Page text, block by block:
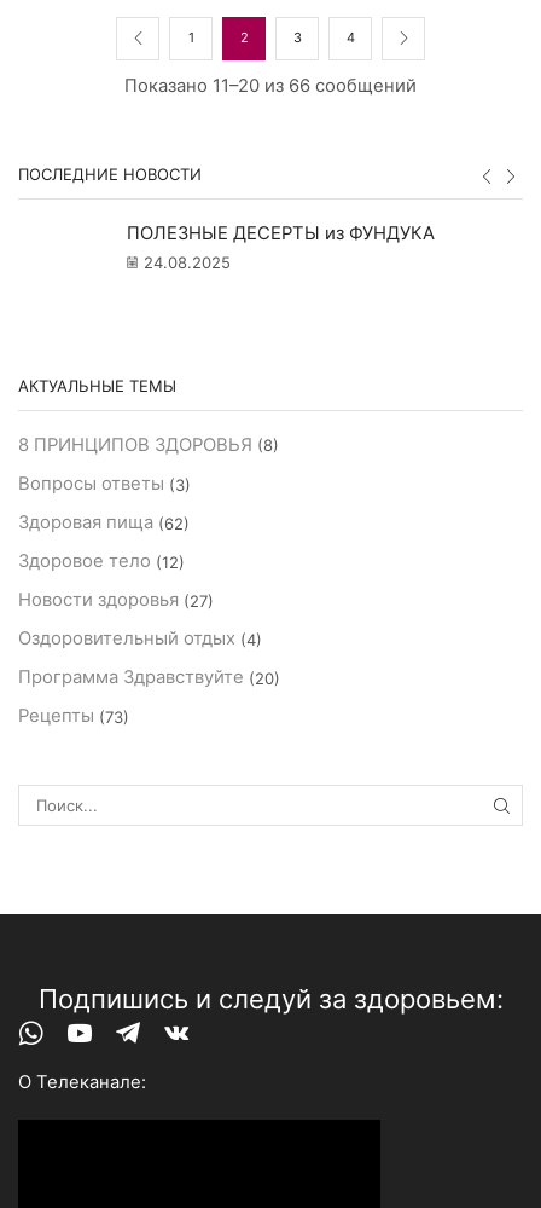
Показано 11–20 из 66 сообщений
1 2 3 4
ПОСЛЕДНИЕ НОВОСТИ
ПОЛЕЗНЫЕ ДЕСЕРТЫ из ФУНДУКА
24.08.2025
АКТУАЛЬНЫЕ ТЕМЫ
8 ПРИНЦИПОВ ЗДОРОВЬЯ (8)
Вопросы ответы (3)
Здоровая пища (62)
Здоровое тело (12)
Новости здоровья (27)
Оздоровительный отдых (4)
Программа Здравствуйте (20)
Рецепты (73)
Подпишись и следуй за здоровьем:
Whatsapp
YoutubeTelegram
О Телеканале: